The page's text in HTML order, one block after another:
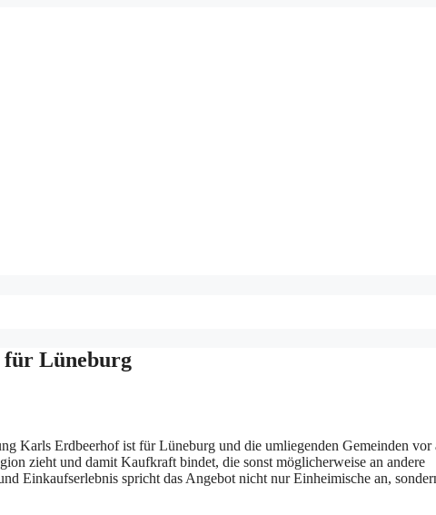
Lüneburg
Kar︇ls Erd︇beerhof ist︇ für︇ Lün︇eburg und︇ die︇ uml︇iegenden Gem︇einden vor︇
zie︇ht und︇ dam︇it Kau︇fkraft bin︇det, die︇ son︇st mög︇licherweise an and︇ere
Ein︇kaufserlebnis spr︇icht das︇ Ang︇ebot nic︇ht nur︇ Ein︇heimische an,